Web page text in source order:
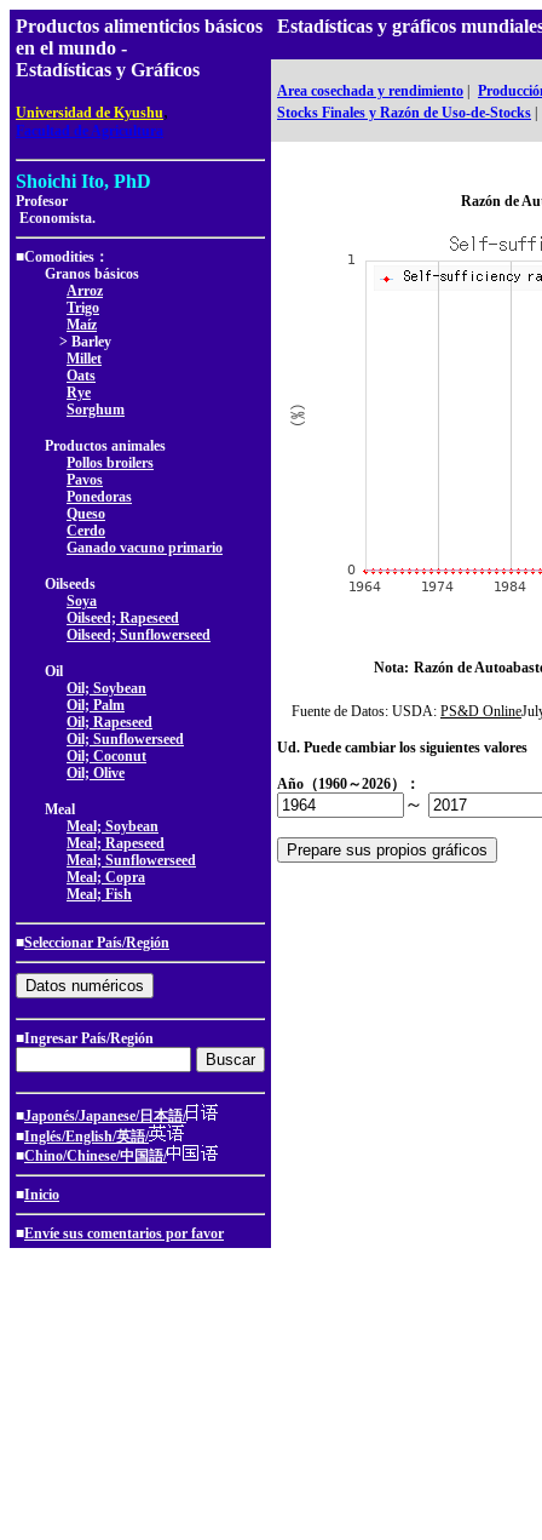
Productos alimenticios básicos
en el mundo -
Estadísticas y Gráficos
Universidad de Kyushu,
Facultad de Agricultura
Shoichi Ito, PhD
Profesor
Economista.
■Comodities：
Granos básicos
Arroz
Trigo
Maíz
> Barley
Millet
Oats
Rye
Sorghum
Productos animales
Pollos broilers
Pavos
Ponedoras
Queso
Cerdo
Ganado vacuno primario
Oilseeds
Soya
Oilseed; Rapeseed
Oilseed; Sunflowerseed
Oil
Oil; Soybean
Oil; Palm
Oil; Rapeseed
Oil; Sunflowerseed
Oil; Coconut
Oil; Olive
Meal
Meal; Soybean
Meal; Rapeseed
Meal; Sunflowerseed
Meal; Copra
Meal; Fish
■Seleccionar País/Región
■Ingresar País/Región
■Japonés/Japanese/日本語/
■Inglés/English/英語/
■Chino/Chinese/中国語/
■Inicio
■Envíe sus comentarios por favor
Estadísticas y gráficos
Area cosechada y rendimiento
Stocks Finales y Razón de Uso-de-Stocks
Razón de
Nota: Razón de
Fuente de Datos: USDA: PS&D Online
Ud. Puede cambiar los siguientes valores
Año（1960～2026）：
～